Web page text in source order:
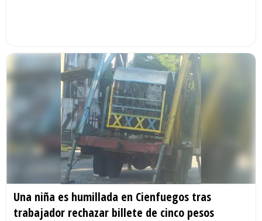
Una niña es humillada en Cienfuegos tras
trabajador rechazar billete de cinco pesos